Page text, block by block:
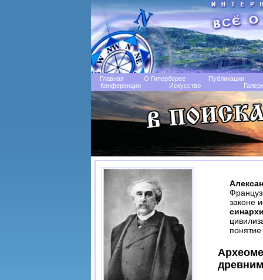
Главная О Гиперборее
Публикации
Конференции
Искусство
законе
понятие